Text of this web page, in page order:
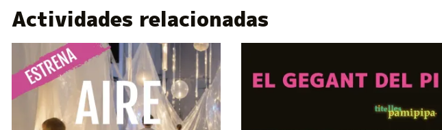
Actividades relacionadas